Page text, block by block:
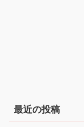
最近の投稿